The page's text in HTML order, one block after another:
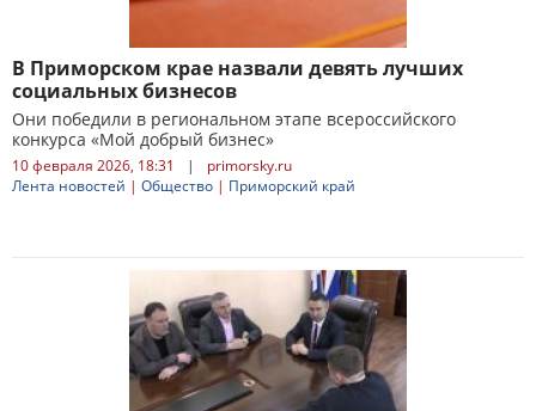
В Приморском крае назвали девять лучших
социальных бизнесов
Они победили в региональном этапе всероссийского
конкурса «Мой добрый бизнес»
10 февраля 2026, 18:31 |
primorsky.ru
Лента новостей | Общество | Приморский край